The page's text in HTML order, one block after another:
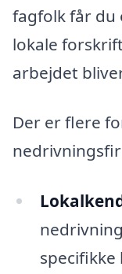
fagfolk får du
lokale
arbejdet
Der er flere